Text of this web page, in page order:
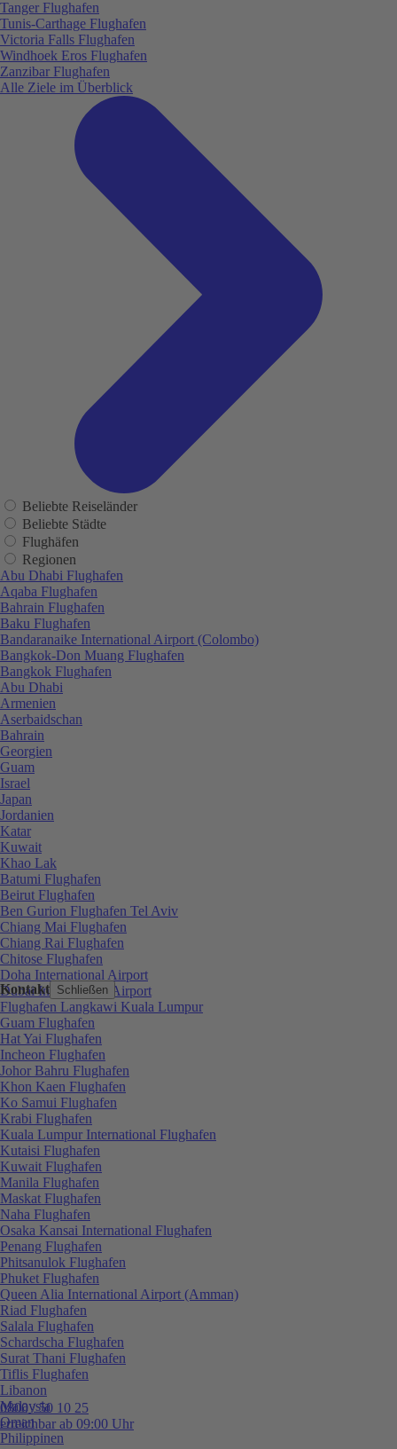
Kontakt Schließen
0800 / 50 10 25
erreichbar ab 09:00 Uhr
Tanger Flughafen
Tunis-Carthage Flughafen
Victoria Falls Flughafen
Windhoek Eros Flughafen
Zanzibar Flughafen
Alle Ziele im Überblick
Beliebte Reiseländer
Beliebte Städte
Flughäfen
Regionen
Abu Dhabi Flughafen
Aqaba Flughafen
Bahrain Flughafen
Baku Flughafen
Bandaranaike International Airport (Colombo)
Bangkok-Don Muang Flughafen
Bangkok Flughafen
Abu Dhabi
Armenien
Aserbaidschan
Bahrain
Georgien
Guam
Israel
Japan
Jordanien
Katar
Kuwait
Khao Lak
Batumi Flughafen
Beirut Flughafen
Ben Gurion Flughafen Tel Aviv
Chiang Mai Flughafen
Chiang Rai Flughafen
Chitose Flughafen
Doha International Airport
Dubai International Airport
Flughafen Langkawi Kuala Lumpur
Guam Flughafen
Hat Yai Flughafen
Incheon Flughafen
Johor Bahru Flughafen
Khon Kaen Flughafen
Ko Samui Flughafen
Krabi Flughafen
Kuala Lumpur International Flughafen
Kutaisi Flughafen
Kuwait Flughafen
Manila Flughafen
Maskat Flughafen
Naha Flughafen
Osaka Kansai International Flughafen
Penang Flughafen
Phitsanulok Flughafen
Phuket Flughafen
Queen Alia International Airport (Amman)
Riad Flughafen
Salala Flughafen
Schardscha Flughafen
Surat Thani Flughafen
Tiflis Flughafen
Libanon
Malaysia
Oman
Philippinen